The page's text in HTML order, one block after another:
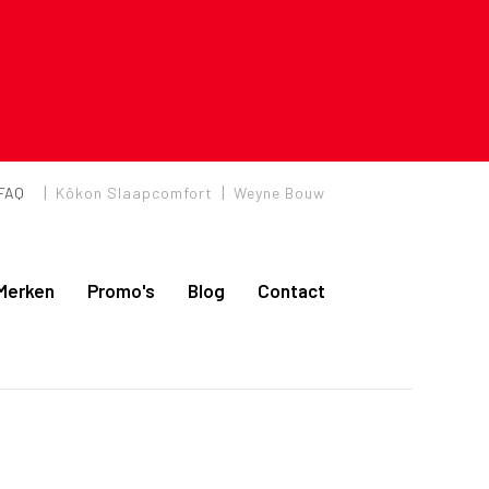
| Kôkon Slaapcomfort | Weyne Bouw
Promo's Blog Contact